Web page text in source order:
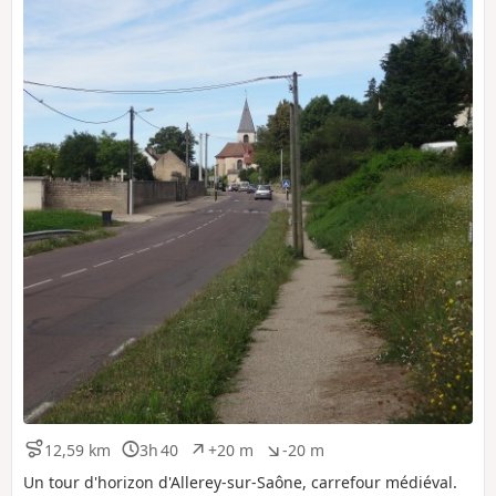
12,59 km
D
i
3h 40
D
u
+20 m
D
é
-20 m
D
é
Un tour d'horizon d'Allerey-sur-Saône, carrefour médiéval.